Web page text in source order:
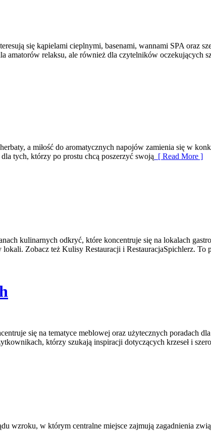
się kąpielami cieplnymi, basenami, wannami SPA oraz
amatorów relaksu, ale również dla czytelników oczekujących
a miłość do aromatycznych napojów zamienia się w
tych, którzy po prostu chcą poszerzyć swoją [ Read More ]
kulinarnych odkryć, które koncentruje się na lokalach
Zobacz też Kulisy Restauracji i RestauracjaSpichlerz. To
się na tematyce meblowej oraz użytecznych poradach
którzy szukają inspiracji dotyczących krzeseł i
wzroku, w którym centralne miejsce zajmują zagadnienia